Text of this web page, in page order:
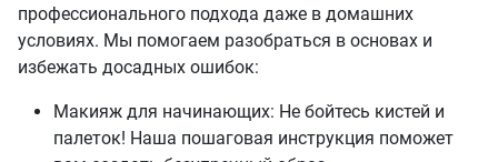
профессионального подхода даже в домашних
условиях. Мы помогаем разобраться в основах и
избежать досадных ошибок:
Макияж для начинающих: Не бойтесь кистей и
палеток! Наша пошаговая инструкция поможет